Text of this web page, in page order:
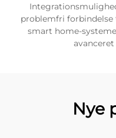
problemfri forbindelse
smart home-
Nye